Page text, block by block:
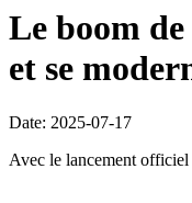
Le boom
et se
Date: 2025-07-17
Avec le lancement